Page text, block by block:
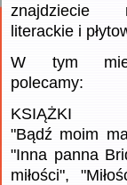
znajdziecie
literackie i
W tym
polecamy:
KSIĄŻKI
"Bądź moim
"Inna panna
miłości",